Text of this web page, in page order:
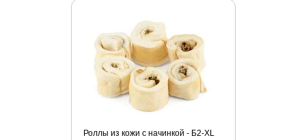
Роллы из кожи с начинкой - Б2-XL